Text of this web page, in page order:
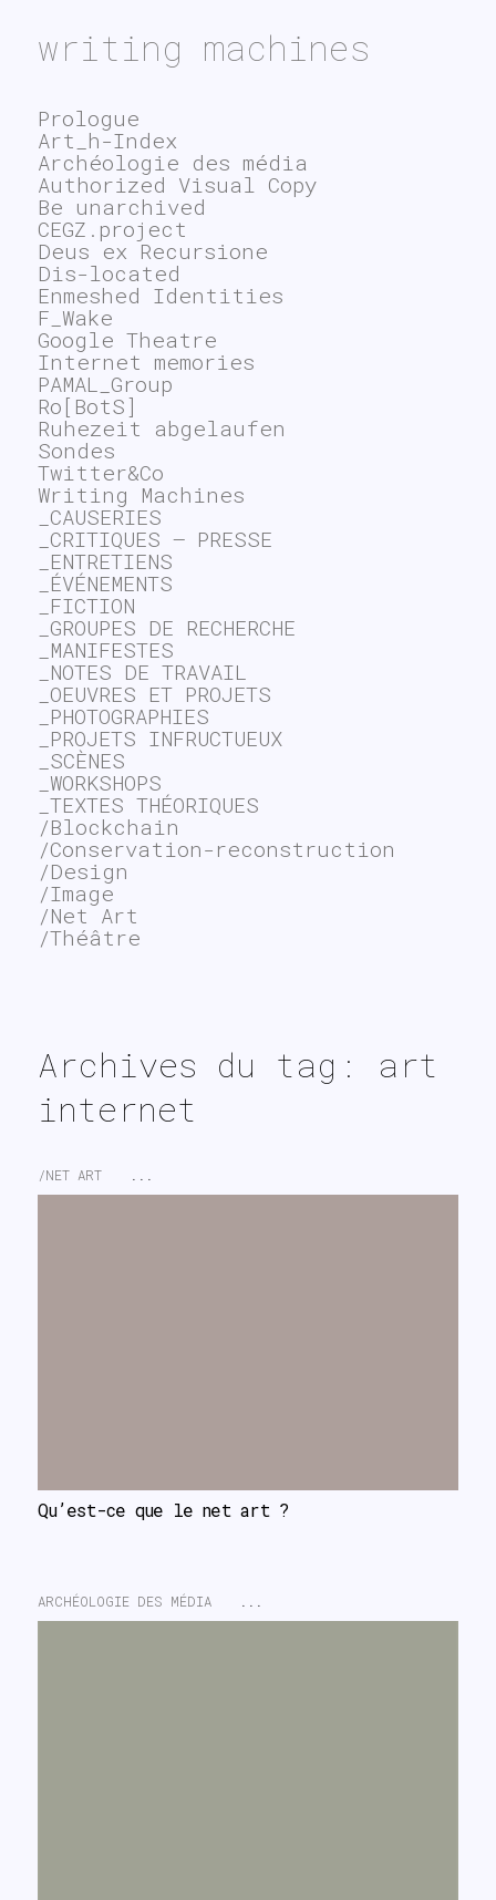
writing machines
Archives du tag: art
internet
/NET ART ...
Qu’est-ce que le net art ?
ARCHÉOLOGIE DES MÉDIA
Prologue
Art_h-Index
Archéologie des média
Authorized Visual Copy
Be unarchived
CEGZ.project
Deus ex Recursione
Dis-located
Enmeshed Identities
F_Wake
Google Theatre
Internet memories
PAMAL_Group
Ro[BotS]
Ruhezeit abgelaufen
Sondes
Twitter&Co
Writing Machines
_CAUSERIES
_CRITIQUES – PRESSE
_ENTRETIENS
_ÉVÉNEMENTS
_FICTION
_GROUPES DE RECHERCHE
_MANIFESTES
_NOTES DE TRAVAIL
_OEUVRES ET PROJETS
_PHOTOGRAPHIES
_PROJETS INFRUCTUEUX
_SCÈNES
_WORKSHOPS
_TEXTES THÉORIQUES
/Blockchain
/Conservation-reconstruction
/Design
/Image
/Net Art
/Théâtre